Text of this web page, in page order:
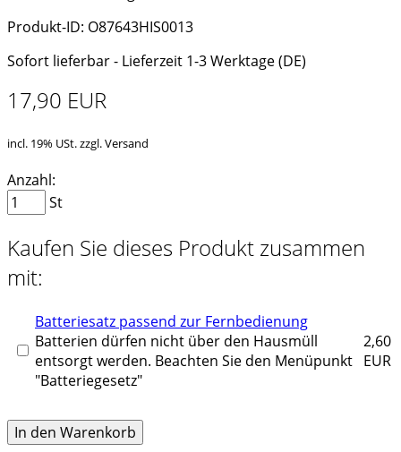
Produkt-ID: O87643HIS0013
Sofort lieferbar - Lieferzeit 1-3 Werktage (DE)
17,90 EUR
incl. 19% USt. zzgl. Versand
Anzahl:
St
Kaufen Sie dieses Produkt zusammen
mit:
Batteriesatz passend zur Fernbedienung
Batterien dürfen nicht über den Hausmüll
entsorgt werden. Beachten Sie den Menüpunkt
"Batteriegesetz"
2,60
EUR
In den Warenkorb